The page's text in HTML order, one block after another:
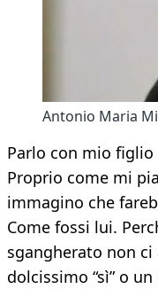
Antonio Maria
Parlo con mio
Proprio come mi
immagino che
Come fossi lui.
sgangherato non
dolcissimo “sì” o